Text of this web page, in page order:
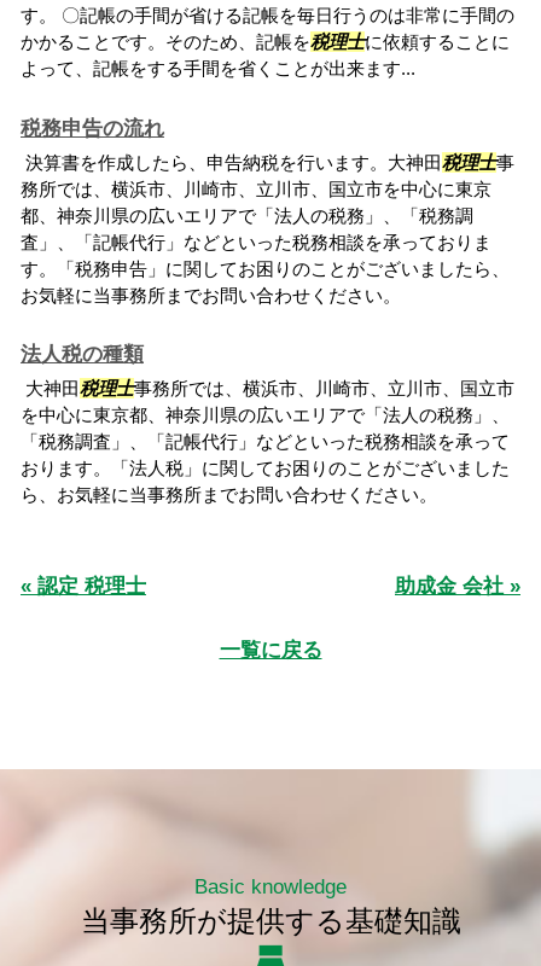
す。 〇記帳の手間が省ける記帳を毎日行うのは非常に手間の
かかることです。そのため、記帳を税理士に依頼することに
よって、記帳をする手間を省くことが出来ます...
税務申告の流れ
決算書を作成したら、申告納税を行います。大神田税理士事
務所では、横浜市、川崎市、立川市、国立市を中心に東京
都、神奈川県の広いエリアで「法人の税務」、「税務調
査」、「記帳代行」などといった税務相談を承っておりま
す。「税務申告」に関してお困りのことがございましたら、
お気軽に当事務所までお問い合わせください。
法人税の種類
大神田税理士事務所では、横浜市、川崎市、立川市、国立市
を中心に東京都、神奈川県の広いエリアで「法人の税務」、
「税務調査」、「記帳代行」などといった税務相談を承って
おります。「法人税」に関してお困りのことがございました
ら、お気軽に当事務所までお問い合わせください。
« 認定 税理士 助成金 会社 »
一覧に戻る
Basic knowledge
当事務所が提供する基礎知識